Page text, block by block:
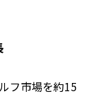
フ市場を約15